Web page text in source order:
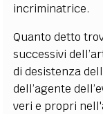
incriminatrice.
Quanto detto
successivi
di desistenza
dell’agente
veri e propri